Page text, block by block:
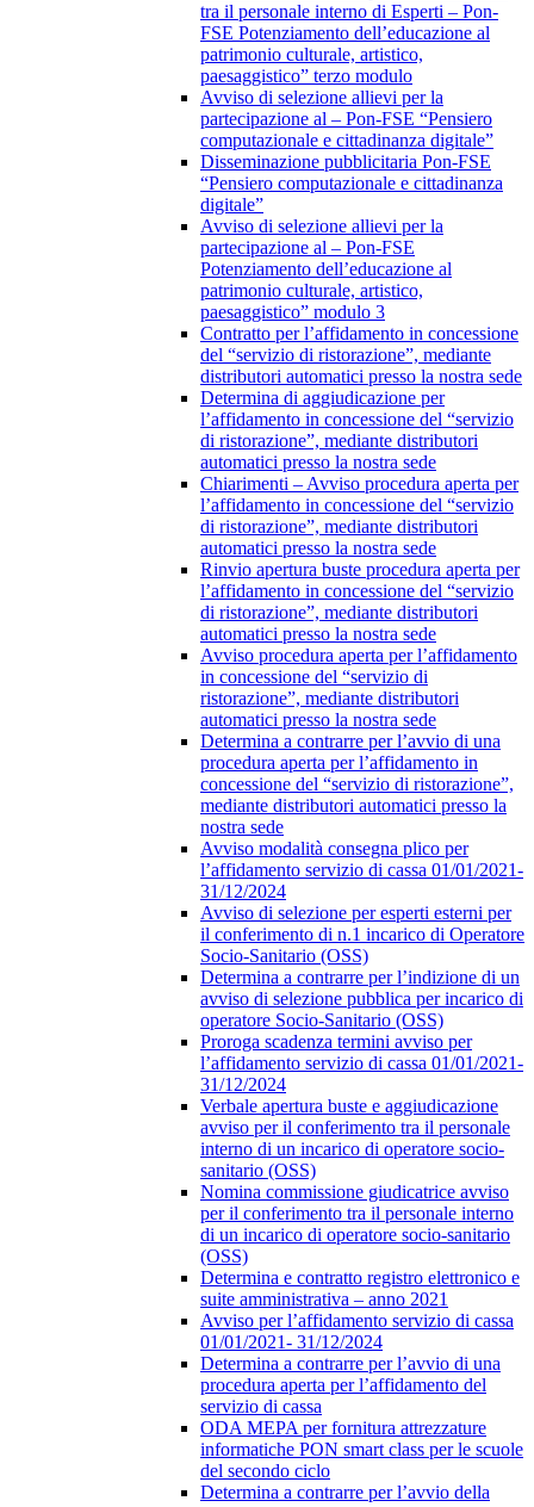
tra il personale interno di Esperti – Pon-
FSE Potenziamento dell’educazione al
patrimonio culturale, artistico,
paesaggistico” terzo modulo
Avviso di selezione allievi per la
partecipazione al – Pon-FSE “Pensiero
computazionale e cittadinanza digitale”
Disseminazione pubblicitaria Pon-FSE
“Pensiero computazionale e cittadinanza
digitale”
Avviso di selezione allievi per la
partecipazione al – Pon-FSE
Potenziamento dell’educazione al
patrimonio culturale, artistico,
paesaggistico” modulo 3
Contratto per l’affidamento in concessione
del “servizio di ristorazione”, mediante
distributori automatici presso la nostra sede
Determina di aggiudicazione per
l’affidamento in concessione del “servizio
di ristorazione”, mediante distributori
automatici presso la nostra sede
Chiarimenti – Avviso procedura aperta per
l’affidamento in concessione del “servizio
di ristorazione”, mediante distributori
automatici presso la nostra sede
Rinvio apertura buste procedura aperta per
l’affidamento in concessione del “servizio
di ristorazione”, mediante distributori
automatici presso la nostra sede
Avviso procedura aperta per l’affidamento
in concessione del “servizio di
ristorazione”, mediante distributori
automatici presso la nostra sede
Determina a contrarre per l’avvio di una
procedura aperta per l’affidamento in
concessione del “servizio di ristorazione”,
mediante distributori automatici presso la
nostra sede
Avviso modalità consegna plico per
l’affidamento servizio di cassa 01/01/2021-
31/12/2024
Avviso di selezione per esperti esterni per
il conferimento di n.1 incarico di Operatore
Socio-Sanitario (OSS)
Determina a contrarre per l’indizione di un
avviso di selezione pubblica per incarico di
operatore Socio-Sanitario (OSS)
Proroga scadenza termini avviso per
l’affidamento servizio di cassa 01/01/2021-
31/12/2024
Verbale apertura buste e aggiudicazione
avviso per il conferimento tra il personale
interno di un incarico di operatore socio-
sanitario (OSS)
Nomina commissione giudicatrice avviso
per il conferimento tra il personale interno
di un incarico di operatore socio-sanitario
(OSS)
Determina e contratto registro elettronico e
suite amministrativa – anno 2021
Avviso per l’affidamento servizio di cassa
01/01/2021- 31/12/2024
Determina a contrarre per l’avvio di una
procedura aperta per l’affidamento del
servizio di cassa
ODA MEPA per fornitura attrezzature
informatiche PON smart class per le scuole
del secondo ciclo
Determina a contrarre per l’avvio della